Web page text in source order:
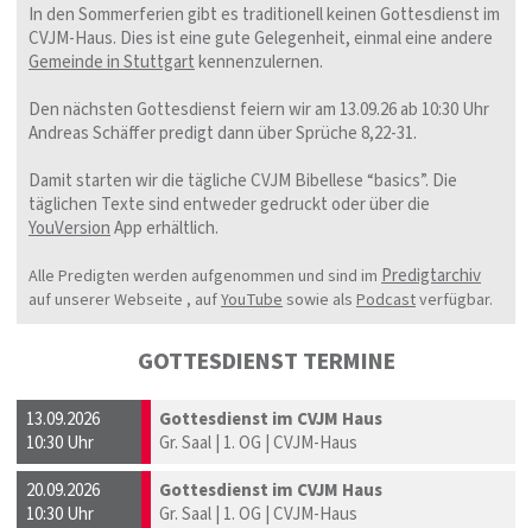
In den Sommerferien gibt es traditionell keinen Gottesdienst im
CVJM-Haus. Dies ist eine gute Gelegenheit, einmal eine andere
Gemeinde in Stuttgartkennenzulernen.
Den nächsten Gottesdienst feiern wir am 13.09.26 ab 10:30 Uhr
Andreas Schäffer predigt dann über Sprüche 8,22-31.
Damit starten wir die tägliche CVJM Bibellese “basics”. Die
täglichen Texte sind entweder gedruckt oder über die
YouVersionApp erhältlich.
Alle Predigten werden aufgenommen und sind im Predigtarchiv
auf unserer Webseite , aufYouTube sowie als Podcastverfügbar.
GOTTESDIENST TERMINE
13.09.2026
10:30 Uhr
Gottesdienst im CVJM Haus
Gr. Saal | 1. OG | CVJM-Haus
20.09.2026
10:30 Uhr
Gottesdienst im CVJM Haus
Gr. Saal | 1. OG | CVJM-Haus